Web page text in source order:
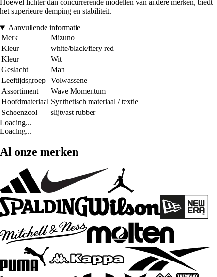
Hoewel lichter dan concurrerende modellen van andere merken, biedt
het superieure demping en stabiliteit.
Aanvullende informatie
Merk
Mizuno
Kleur
white/black/fiery red
Kleur
Wit
Geslacht
Man
Leeftijdsgroep
Volwassene
Assortiment
Wave Momentum
Hoofdmateriaal Synthetisch materiaal / textiel
Schoenzool
slijtvast rubber
Loading...
Loading...
Al onze merken